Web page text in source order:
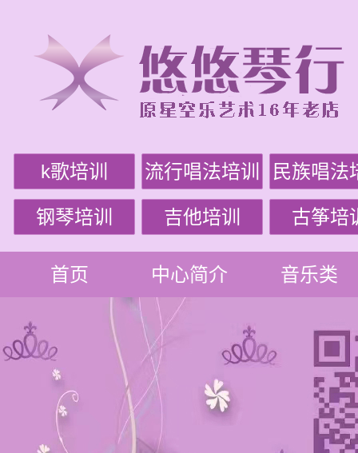
k歌培训 流行唱法培训 民族唱法
钢琴培训 吉他培训 古筝培
首页 中心简介 音乐类